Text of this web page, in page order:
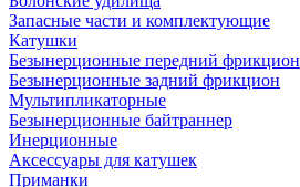
Запасные части и комплектующие
Катушки
Безынерционные передний фрикцион
Безынерционные задний фрикцион
Мультипликаторные
Безынерционные байтраннер
Инерционные
Аксессуары для катушек
Приманки